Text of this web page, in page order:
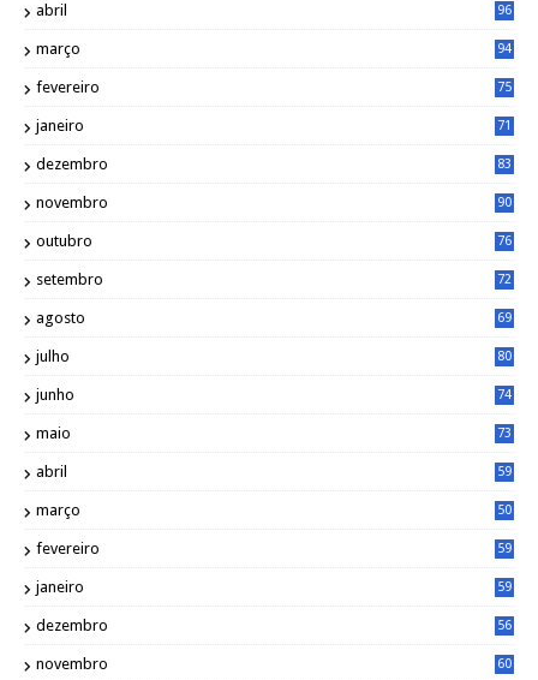
abril 96
março 94
fevereiro 75
janeiro 71
dezembro 83
novembro 90
outubro 76
setembro 72
agosto 69
julho 80
junho 74
maio 73
abril 59
março 50
fevereiro 59
janeiro 59
dezembro 56
novembro 60